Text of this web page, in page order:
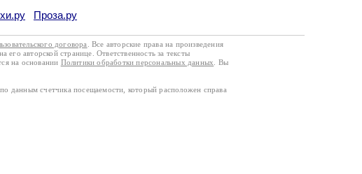
Проза.ру
договора
. Все авторские права на произведения
его авторской странице. Ответственность за тексты
на основании Политики обработки персональных данных
. Вы
данным счетчика посещаемости, который расположен справа